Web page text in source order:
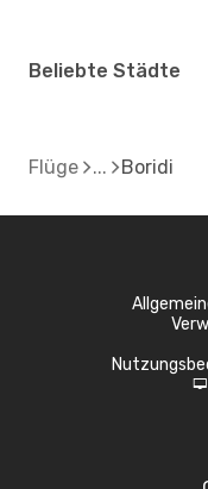
Beliebte Städte
Flüge Boridi
d